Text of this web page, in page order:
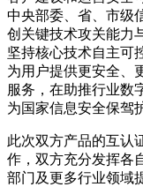
中央部委、省、市级
创关键技术攻关能力
坚持核心技术自主可
为用户提供更安全、
服务，在助推行业数
为国家信息安全保驾
此次双方产品的互认
作，双方充分发挥各
部门及更多行业领域